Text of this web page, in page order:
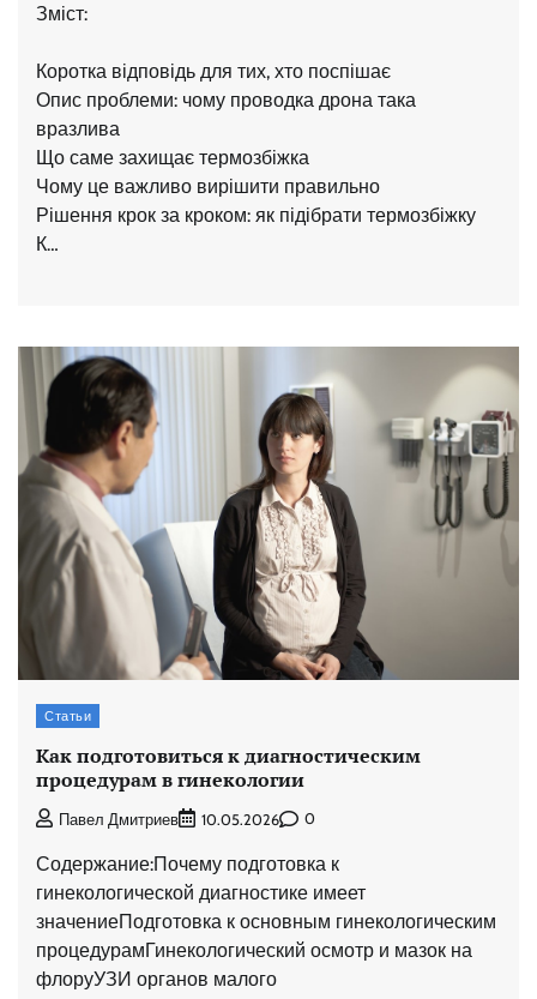
Зміст:
Коротка відповідь для тих, хто поспішає
Опис проблеми: чому проводка дрона така
вразлива
Що саме захищає термозбіжка
Чому це важливо вирішити правильно
Рішення крок за кроком: як підібрати термозбіжку
К…
Статьи
Как подготовиться к диагностическим
процедурам в гинекологии
Павел Дмитриев 10.05.2026 0
Содержание:Почему подготовка к
гинекологической диагностике имеет
значениеПодготовка к основным гинекологическим
процедурамГинекологический осмотр и мазок на
флоруУЗИ органов малого